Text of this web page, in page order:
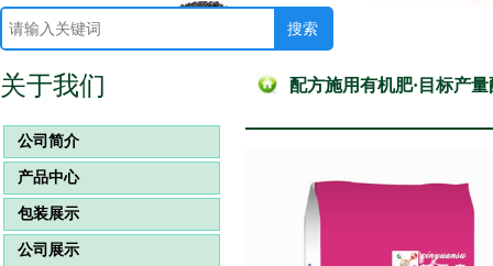
关于我们
公司简介
产品中心
包装展示
公司展示
配方施用有机肥·目标产